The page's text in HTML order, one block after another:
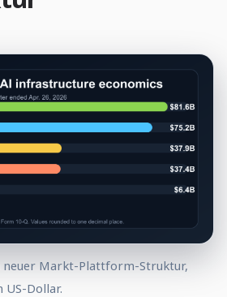
neuer Markt-Plattform-Struktur,
Dollar.